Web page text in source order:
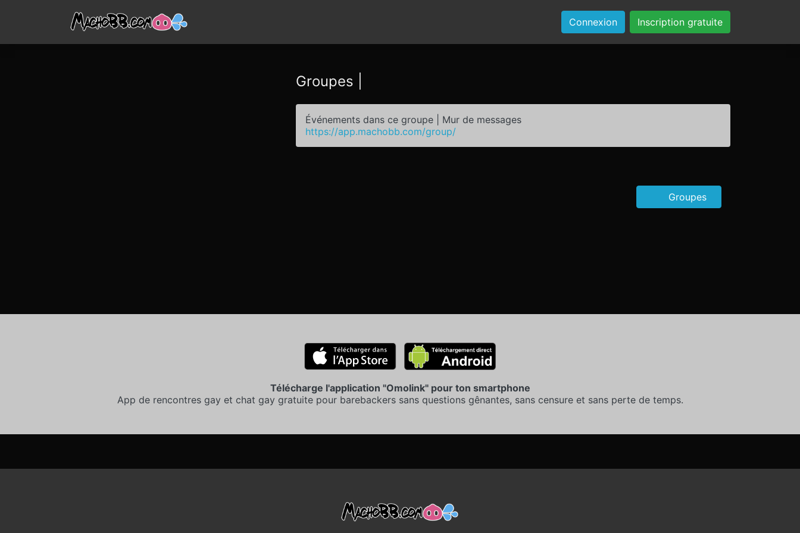
Connexion Inscription gratuite
Groupes |
Événements dans ce groupe | Mur de messages
https://app.machobb.com/group/
Groupes
Télécharge l'application "Omolink" pour ton smartphone
App de rencontres gay et chat gay gratuite pour barebackers sans questions gênantes, sans censure et sans perte de temps.